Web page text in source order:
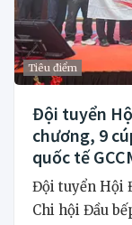
Tiêu điểm
Đội tuyển
chương, 9
quốc tế
Đội tuyển Hội
Chi hội Đầu